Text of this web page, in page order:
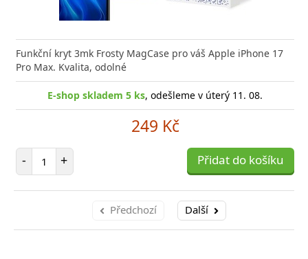
Funkční kryt 3mk Frosty MagCase pro váš Apple iPhone 17
Pro Max. Kvalita, odolné
E-shop skladem 5 ks, odešleme v úterý 11. 08.
249 Kč
- Počet položek
+ Přidat do košíku
Předchozí Další